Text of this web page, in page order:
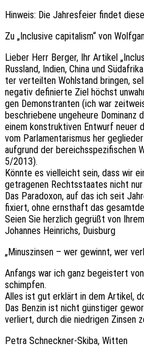
Hinweis: Die Jahres­fei­er findet
Zu „Inclu­si­ve capi­ta­lism“ von
Lieber Herr Berger, Ihr Arti­kel
Russ­land, Indien, China und
ter verteil­ten Wohl­stand brin­gen,
nega­tiv defi­nier­te Ziel höchst
gen Demons­tran­ten (ich war
beschrie­be­ne unge­heu­re
einem konstruk­ti­ven Entwurf neuer
vom Parla­men­ta­ris­mus her
aufgrund der bereichs­spe­zi­fi­schen
5/2013).
Könnte es viel­leicht sein, dass wir
getra­ge­nen Rechts­staa­tes nicht
Das Para­do­xon, auf das ich seit
fixiert, ohne ernst­haft das
Seien Sie herz­lich gegrüßt von Ihrem
Johan­nes Hein­richs, Duisburg
„Minus­zin­sen – wer gewinnt, wer
Anfangs war ich ganz begeis­tert
schimpfen.
Alles ist gut erklärt in dem Arti­kel,
Das Benzin ist nicht güns­ti­ger
verliert, durch die nied­ri­gen Zinsen
Petra Schneck­ner-Skiba, Witten